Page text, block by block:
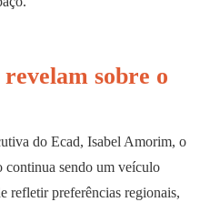
sobre o
do Ecad, Isabel Amorim, o
continua sendo um veículo
refletir preferências regionais,